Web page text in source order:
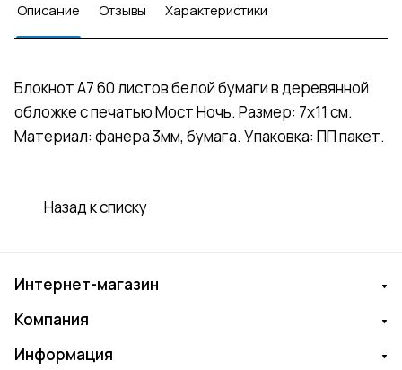
Описание Отзывы Характеристики
Блокнот А7 60 листов белой бумаги в деревянной
обложке с печатью Мост Ночь. Размер: 7х11 см.
Материал: фанера 3мм, бумага. Упаковка: ПП пакет.
Назад к списку
Интернет-магазин
Компания
Информация